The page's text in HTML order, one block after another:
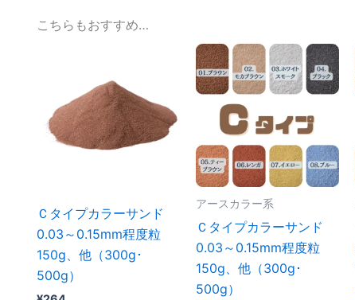
こちらもおすすめ…
Ｃタイプカラーサンド
0.03～0.15mm程度粒
150g、他（300g･
500g）
アースカラー系
Ｃタイプカラーサンド
0.03～0.15mm程度粒
150g、他（300g･
500g）